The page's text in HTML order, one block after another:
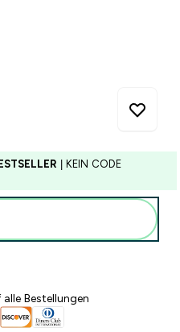
| KEIN CODE
Bestellungen